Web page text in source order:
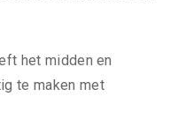
het midden en
te maken met